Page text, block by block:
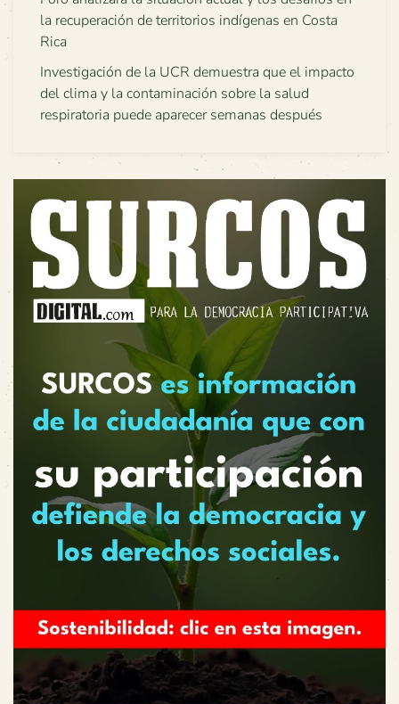
la recuperación de territorios indígenas en Costa
Rica
Investigación de la UCR demuestra que el impacto
del clima y la contaminación sobre la salud
respiratoria puede aparecer semanas después